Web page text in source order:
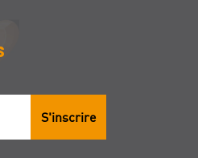
S'inscrire